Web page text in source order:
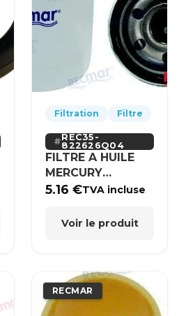
Filtration Filtre
REC35-
822626Q04
FILTRE A HUILE
MERCURY
MERCRUISER
5.16€TVA incluse
Voir le produit
RECMAR